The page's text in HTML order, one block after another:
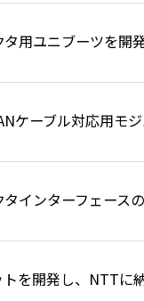
用ユニブーツを開
ケーブル対応用モ
インターフェース
を開発し、NTTに